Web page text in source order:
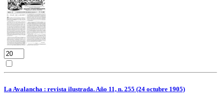
La Avalancha : revista ilustrada. Año 11, n. 255 (24 octubre 1905)